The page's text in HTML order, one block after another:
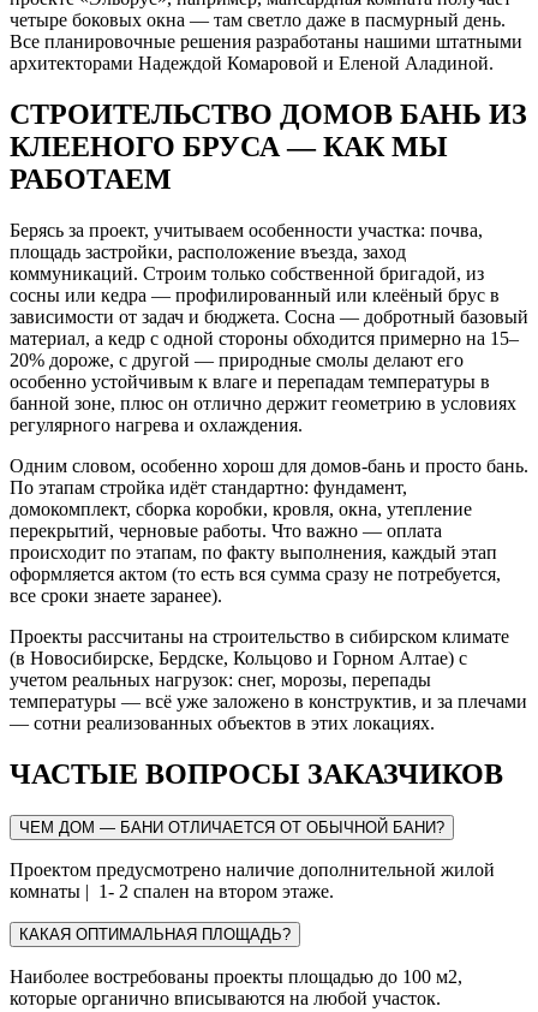
четыре боковых окна — там светло даже в пасмурный день.
Все планировочные решения разработаны нашими штатными
архитекторами Надеждой Комаровой и Еленой Аладиной.
СТРОИТЕЛЬСТВО ДОМОВ БАНЬ ИЗ
КЛЕЕНОГО БРУСА — КАК МЫ
РАБОТАЕМ
Берясь за проект, учитываем особенности участка: почва,
площадь застройки, расположение въезда, заход
коммуникаций. Строим только собственной бригадой, из
сосны или кедра — профилированный или клеёный брус в
зависимости от задач и бюджета. Сосна — добротный базовый
материал, а кедр с одной стороны обходится примерно на 15–
20% дороже, с другой — природные смолы делают его
особенно устойчивым к влаге и перепадам температуры в
банной зоне, плюс он отлично держит геометрию в условиях
регулярного нагрева и охлаждения.
Одним словом, особенно хорош для домов‑бань и просто бань.
По этапам стройка идёт стандартно: фундамент,
домокомплект, сборка коробки, кровля, окна, утепление
перекрытий, черновые работы. Что важно — оплата
происходит по этапам, по факту выполнения, каждый этап
оформляется актом (то есть вся сумма сразу не потребуется,
все сроки знаете заранее).
Проекты рассчитаны на строительство в сибирском климате
(в Новосибирске, Бердске, Кольцово и Горном Алтае) с
учетом реальных нагрузок: снег, морозы, перепады
температуры — всё уже заложено в конструктив, и за плечами
— сотни реализованных объектов в этих локациях.
ЧАСТЫЕ ВОПРОСЫ ЗАКАЗЧИКОВ
ЧЕМ ДОМ — БАНИ ОТЛИЧАЕТСЯ ОТ ОБЫЧНОЙ БАНИ?
Проектом предусмотрено наличие дополнительной жилой
комнаты | 1- 2 спален на втором этаже.
КАКАЯ ОПТИМАЛЬНАЯ ПЛОЩАДЬ?
Наиболее востребованы проекты площадью до 100 м2,
которые органично вписываются на любой участок.